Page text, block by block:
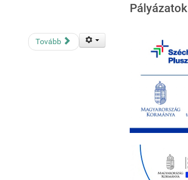
Tovább
Pályázatok